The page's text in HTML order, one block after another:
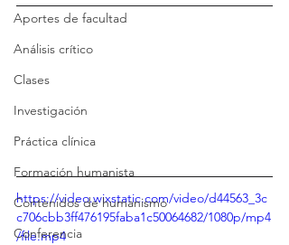
Aportes de facultad
Análisis crítico
Clases
Investigación
Práctica clínica
Formación humanista
Contenidos de humanismo
Conferencia
https://video.wixstatic.com/video/d44563_3c
c706cbb3ff476195faba1c50064682/1080p/mp4
/file.mp4